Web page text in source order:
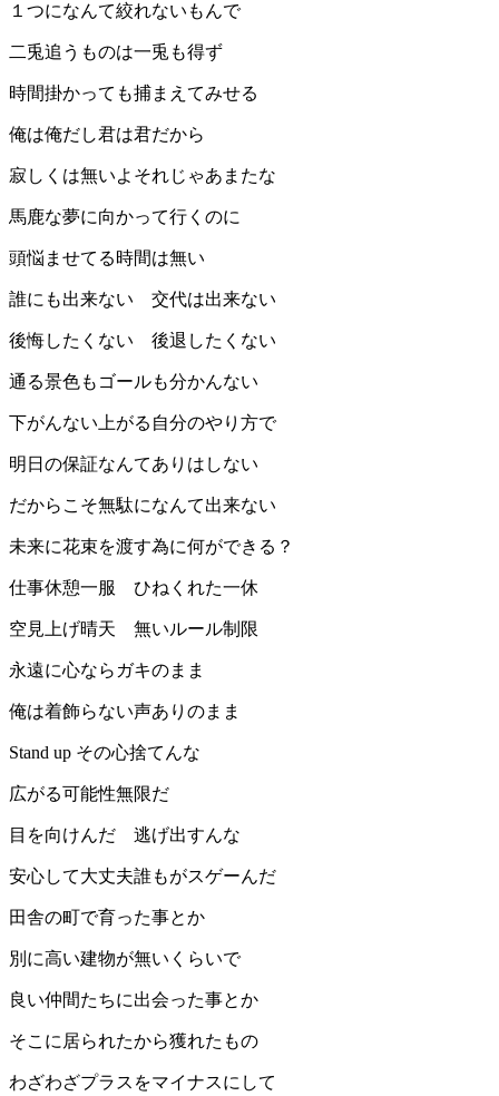
１つになんて絞れないもんで
二兎追うものは一兎も得ず
時間掛かっても捕まえてみせる
俺は俺だし君は君だから
寂しくは無いよそれじゃあまたな
馬鹿な夢に向かって行くのに
頭悩ませてる時間は無い
誰にも出来ない 交代は出来ない
後悔したくない 後退したくない
通る景色もゴールも分かんない
下がんない上がる自分のやり方で
明日の保証なんてありはしない
だからこそ無駄になんて出来ない
未来に花束を渡す為に何ができる？
仕事休憩一服 ひねくれた一休
空見上げ晴天 無いルール制限
永遠に心ならガキのまま
俺は着飾らない声ありのまま
Stand up その心捨てんな
広がる可能性無限だ
目を向けんだ 逃げ出すんな
安心して大丈夫誰もがスゲーんだ
田舎の町で育った事とか
別に高い建物が無いくらいで
良い仲間たちに出会った事とか
そこに居られたから獲れたもの
わざわざプラスをマイナスにして